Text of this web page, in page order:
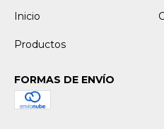
Inicio
Productos
FORMAS DE ENVÍO